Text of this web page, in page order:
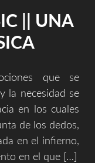
|| UNA
que se
la necesidad se
en los cuales
de los dedos,
en el infierno,
en el que […]